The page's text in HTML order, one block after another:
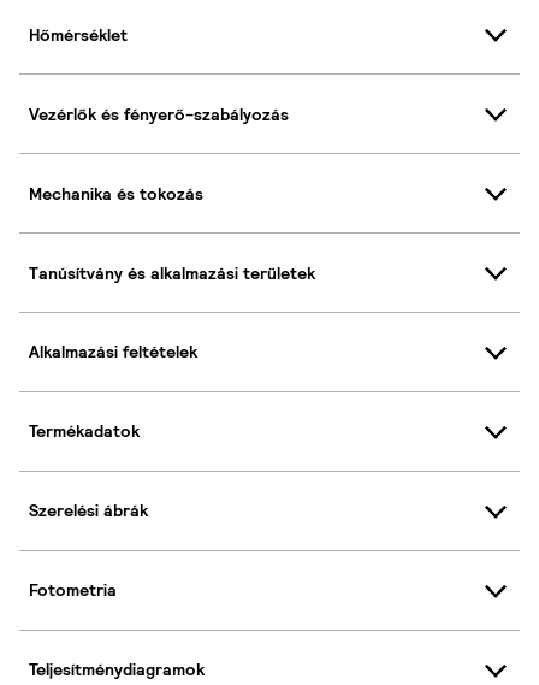
Hőmérséklet
Vezérlők és fényerő-szabályozás
Mechanika és tokozás
Tanúsítvány és alkalmazási területek
Alkalmazási feltételek
Termékadatok
Szerelési ábrák
Fotometria
Teljesítménydiagramok